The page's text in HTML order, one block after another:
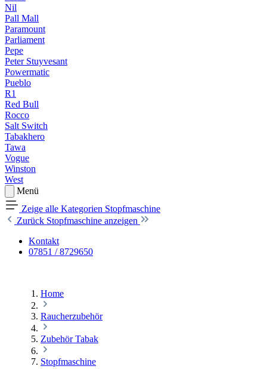
Nil
Pall Mall
Paramount
Parliament
Pepe
Peter Stuyvesant
Powermatic
Pueblo
R1
Red Bull
Rocco
Salt Switch
Tabakhero
Tawa
Vogue
Winston
West
Menü
Zeige alle Kategorien Stopfmaschine
Zurück Stopfmaschine anzeigen
Kontakt
07851 / 8729650
Home
Raucherzubehör
Zubehör Tabak
Stopfmaschine